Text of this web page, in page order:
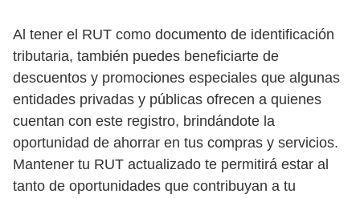
Al tener el RUT como documento de identificación
tributaria, también puedes beneficiarte de
descuentos y promociones especiales que algunas
entidades privadas y públicas ofrecen a quienes
cuentan con este registro, brindándote la
oportunidad de ahorrar en tus compras y servicios.
Mantener tu RUT actualizado te permitirá estar al
tanto de oportunidades que contribuyan a tu